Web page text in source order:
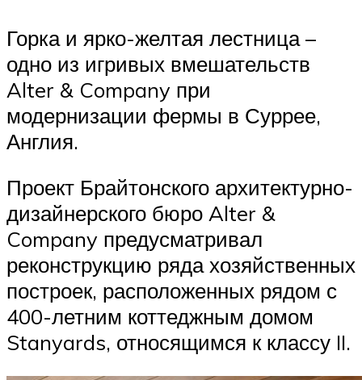
Горка и ярко-желтая лестница –
одно из игривых вмешательств
Alter & Company при
модернизации фермы в Суррее,
Англия.
Проект Брайтонского архитектурно-
дизайнерского бюро Alter &
Company предусматривал
реконструкцию ряда хозяйственных
построек, расположенных рядом с
400-летним коттеджным домом
Stanyards, относящимся к классу II.